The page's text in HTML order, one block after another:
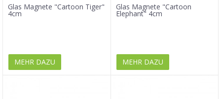
Glas Magnete "Cartoon Tiger"
4cm
MEHR DAZU
Glas Magnete "Cartoon
Elephant" 4cm
MEHR DAZU